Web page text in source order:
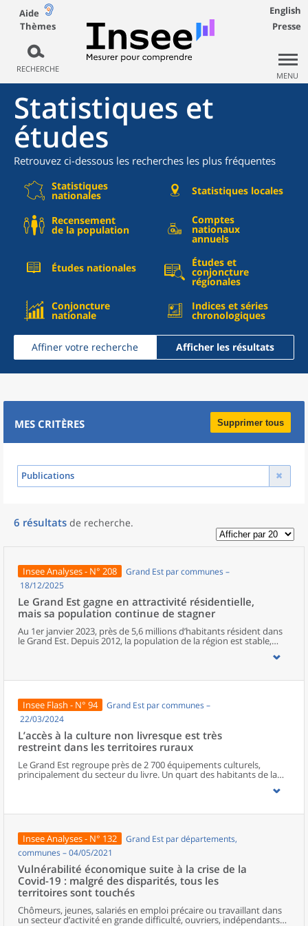
Aide
Thèmes
RECHERCHE
English
Presse
MENU
Statistiques et
études
Retrouvez ci-dessous les recherches les plus fréquentes
Statistiques
nationales Statistiques locales
Recensement
de la population
Comptes
nationaux
annuels
Études nationales Études et
conjoncture
régionales
Conjoncture
nationale
Indices et séries
chronologiques
Affiner votre recherche Afficher les résultats
MES CRITÈRES Supprimer tous
Publications
6 résultats de recherche.
Insee Analyses - N° 208
Grand Est par communes –
18/12/2025
Le Grand Est gagne en attractivité résidentielle,
mais sa population continue de stagner
Au 1er janvier 2023, près de 5,6 millions d’habitants résident dans
le Grand Est. Depuis 2012, la population de la région est stable,
mais depuis 2017, le moteur migratoire a pris le relais du moteur
démographique. Le Bas-Rhin est le département le plus attractif de
dans trois communes sur cinq. Le nombre d’habitants continue de
Mulhouse. Particulièrement près du Luxembourg, les zones
frontalières attirent de plus en plus d’habitants.
Insee Flash - N° 94
Grand Est par communes –
22/03/2024
L’accès à la culture non livresque est très
restreint dans les territoires ruraux
Le Grand Est regroupe près de 2 700 équipements culturels,
principalement du secteur du livre. Un quart des habitants de la
région vit dans une commune qui n’en comporte aucun. La
régionale. Si la plupart des habitants des territoires urbains
diversité diminue à mesure que l’on s’éloigne des pôles de la
région. Les habitants des espaces ruraux disposent rarement
d’équipements culturels non livresques à proximité.
Insee Analyses - N° 132
Grand Est par départements,
communes – 04/05/2021
Vulnérabilité économique suite à la crise de la
Covid-19 : malgré des disparités, tous les
territoires sont touchés
Chômeurs, jeunes, salariés en emploi précaire ou travaillant dans
un secteur d’activité en grande difficulté, ouvriers, indépendants…